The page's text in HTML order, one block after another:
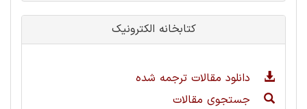
کتابخانه الکترونیک
دانلود مقالات ترجمه شده
جستجوی مقالات